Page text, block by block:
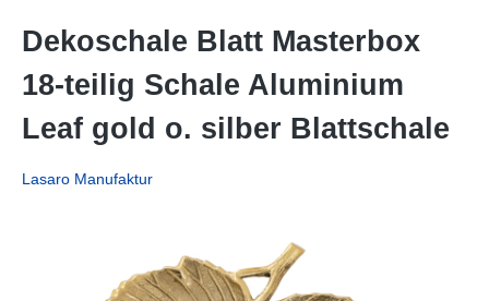
Dekoschale Blatt Masterbox
18-teilig Schale Aluminium
Leaf gold o. silber Blattschale
Lasaro Manufaktur